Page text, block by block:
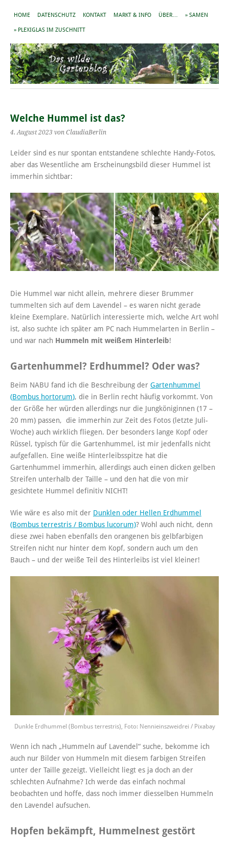
HOME DATENSCHUTZ KONTAKT MARKT & INFO ÜBER… » SAMEN
» PLEXIGLAS IM ZUSCHNITT
Welche Hummel ist das?
4. August 2023 von ClaudiaBerlin
Leider sind es nur spontan entstandene schlechte Handy-Fotos,
aber das Wesentliche am Erscheinungsbild dieser Hummel ist
immerhin sichtbar:
Die Hummel war nicht allein, mehrere dieser Brummer
tummelten sich auf dem Lavendel – es waren nicht gerade
kleine Exemplare. Natürlich interessierte mich, welche Art wohl
ist, also suchte ich später am PC nach Hummelarten in Berlin –
und war nach Hummeln mit weißem Hinterleib!
Gartenhummel? Erdhummel? Oder was?
Beim NABU fand ich die Beschreibung der Gartenhummel
(Bombus hortorum), die in Berlin recht häufig vorkommt. Von
der Größe her würden allerdings nur die Jungköniginnen (17 –
20 mm) passen, die immerhin zur Zeit des Fotos (letzte Juli-
Woche) auch wirklich fliegen. Der besonders lange Kopf oder
Rüssel, typisch für die Gartenhummel, ist mir jedenfalls nicht
aufgefallen. Eine weiße Hinterleibsspitze hat die
Gartenhummel immerhin, allerdings auch einen dicken gelben
Streifen unterhalb der Taille – und den hat die von mir
gesichtete Hummel definitiv NICHT!
Wie wäre es also mit der Dunklen oder Hellen Erdhummel
(Bombus terrestris / Bombus lucorum)? Wohl auch nicht, denn
diese zwei haben ebenfalls den orangenen bis gelbfarbigen
Streifen nicht nur hinter dem Kopf, sondern auch um den
Bauch – und der weiße Teil des Hinterleibs ist viel kleiner!
Dunkle Erdhummel (Bombus terrestris), Foto: Nennieinszweidrei / Pixabay
Wenn ich nach „Hummeln auf Lavendel“ suche, bekomme ich
auch nur Bilder von Hummeln mit diesem farbigen Streifen
unter der Taille gezeigt. Vielleicht liegt es ja doch an der
schlechten Aufnahme? Ich werde das einfach nochmal
beobachten und hoffe, dass noch immer diesselben Hummeln
den Lavendel aufsuchen.
Hopfen bekämpft, Hummelnest gestört